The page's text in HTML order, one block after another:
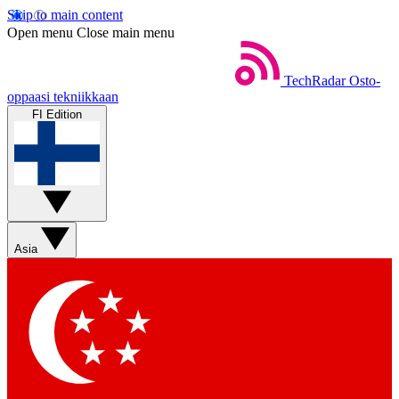
Skip to main content
Open menu Close main menu
TechRadar Osto-
oppaasi tekniikkaan
FI Edition
Asia